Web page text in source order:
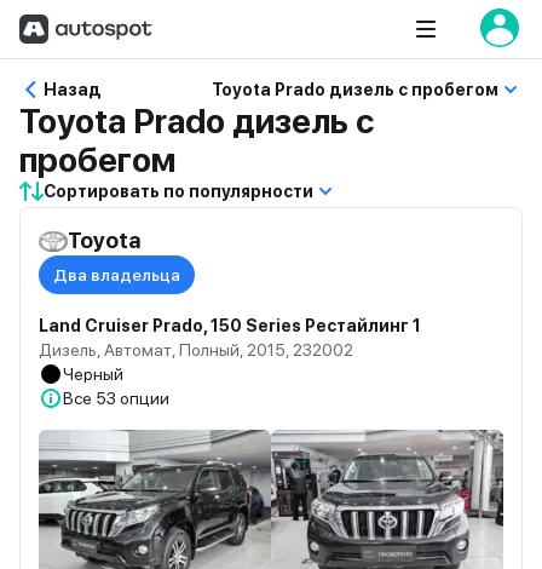
Назад Toyota Prado дизель с пробегом
Toyota Prado дизель с
пробегом
Сортировать по популярности
Toyota
Два владельца
Land Cruiser Prado, 150 Series Рестайлинг 1
Дизель, Автомат, Полный, 2015, 232002
Черный
Все 53 опции